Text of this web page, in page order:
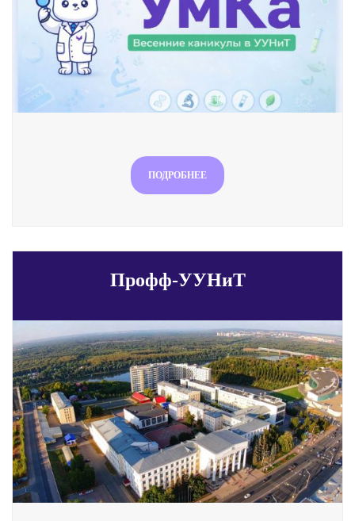
ПОДРОБНЕЕ
Профф-УУНиТ